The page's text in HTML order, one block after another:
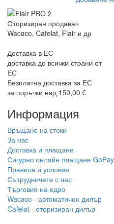
Оторизиран продавач
Wacaco, Cafelat, Flair и др
Доставка в ЕС
доставка до всички страни от
ЕС
Безплатна доставка за ЕС
за поръчки над 150,00 €
Информация
Връщане на стоки
За нас
Доставка и плащане
Сигурно онлайн плащане GoPay
Правила и условия
Сътрудничете с нас
Търговия на едро
Wacaco - автоматичен дилър
Cafelat - оторизиран дилър